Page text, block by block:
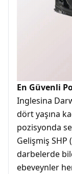
En Güvenli
Inglesina
dört yaşına
pozisyonda
Gelişmiş SHP
darbelerde
ebeveynler